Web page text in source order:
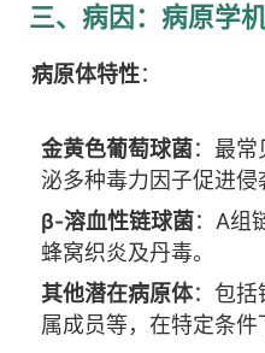
三、病因：病原学
病原体特性：
金黄色葡萄球菌：最常
泌多种毒力因子促进侵
β-溶血性链球菌：A组
蜂窝织炎及丹毒。
其他潜在病原体：包括
属成员等，在特定条件